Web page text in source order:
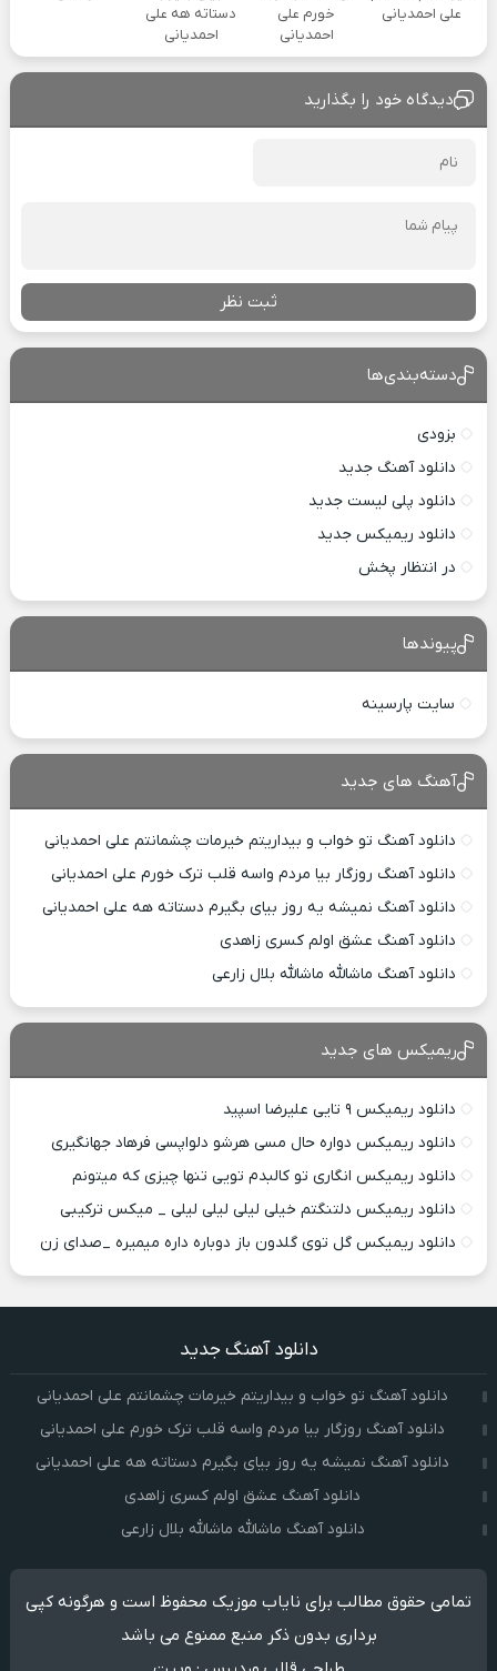
علی احمدیانی
خورم علی
احمدیانی
دستاته هه علی
احمدیانی
دیدگاه خود را بگذارید
ثبت نظر
دسته‌بندی‌ها
بزودی
دانلود آهنگ جدید
دانلود پلی لیست جدید
دانلود ریمیکس جدید
در انتظار پخش
پیوندها
سایت پارسینه
آهنگ های جدید
دانلود آهنگ تو خواب و بیداریتم خیرمات چشمانتم علی احمدیانی
دانلود آهنگ روزگار بیا مردم واسه قلب ترک خورم علی احمدیانی
دانلود آهنگ نمیشه یه روز بیای بگیرم دستاته هه علی احمدیانی
دانلود آهنگ عشق اولم کسری زاهدی
دانلود آهنگ ماشالله ماشالله بلال زارعی
ریمیکس های جدید
دانلود ریمیکس ۹ تایی علیرضا اسپید
دانلود ریمیکس دواره حال مسی هرشو دلواپسی فرهاد جهانگیری
دانلود ریمیکس انگاری تو کالبدم تویی تنها چیزی که میتونم
دانلود ریمیکس دلتنگتم خیلی لیلی لیلی لیلی _ میکس ترکیبی
دانلود ریمیکس گل توی گلدون باز دوباره داره میمیره _صدای زن
دانلود آهنگ جدید
دانلود آهنگ تو خواب و بیداریتم خیرمات چشمانتم علی احمدیانی
دانلود آهنگ روزگار بیا مردم واسه قلب ترک خورم علی احمدیانی
دانلود آهنگ نمیشه یه روز بیای بگیرم دستاته هه علی احمدیانی
دانلود آهنگ عشق اولم کسری زاهدی
دانلود آهنگ ماشالله ماشالله بلال زارعی
تمامی حقوق مطالب برای نایاب موزیک محفوظ است و هرگونه کپی
برداری بدون ذکر منبع ممنوع می باشد